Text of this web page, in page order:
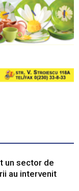
un sector de
au intervenit